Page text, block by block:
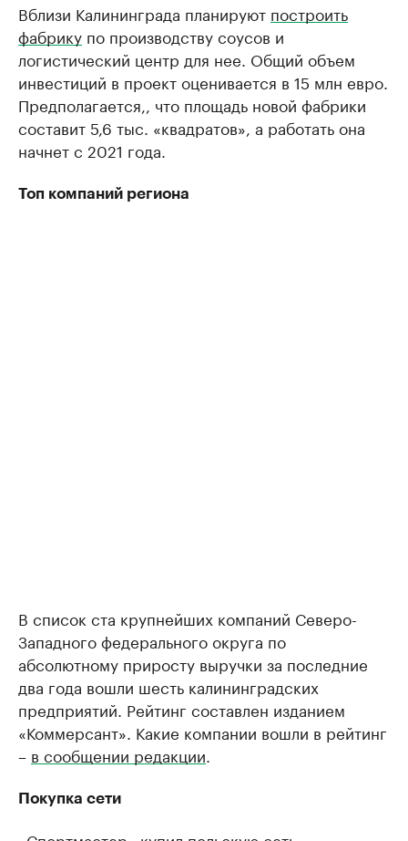
Вблизи Калининграда планируют построить
фабрику по производству соусов и
логистический центр для нее. Общий объем
инвестиций в проект оценивается в 15 млн евро.
Предполагается,, что площадь новой фабрики
составит 5,6 тыс. «квадратов», а работать она
начнет с 2021 года.
Топ компаний региона
В список ста крупнейших компаний Северо-
Западного федерального округа по
абсолютному приросту выручки за последние
два года вошли шесть калининградских
предприятий. Рейтинг составлен изданием
«Коммерсант». Какие компании вошли в рейтинг
– в сообщении редакции
Покупка сети